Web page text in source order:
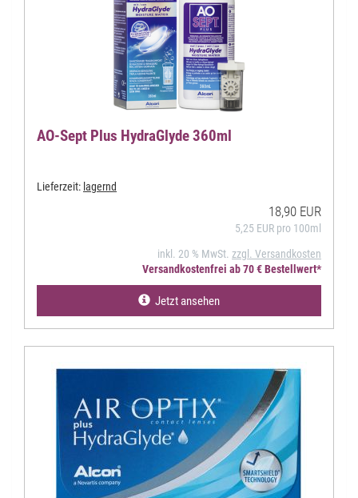
AO-Sept Plus HydraGlyde 360ml
Lieferzeit: lagernd
18,90 EUR
5,25 EUR pro 100ml
inkl. 20 % MwSt. zzgl. Versandkosten
Versandkostenfrei ab 70 € Bestellwert*
Jetzt ansehen